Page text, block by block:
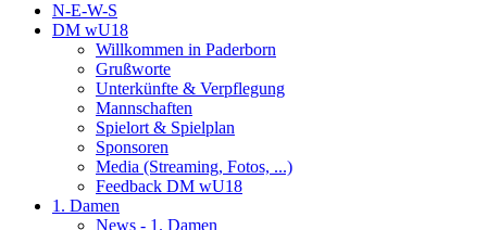
N-E-W-S
DM wU18
Willkommen in Paderborn
Grußworte
Unterkünfte & Verpflegung
Mannschaften
Spielort & Spielplan
Sponsoren
Media (Streaming, Fotos, ...)
Feedback DM wU18
1. Damen
News - 1. Damen